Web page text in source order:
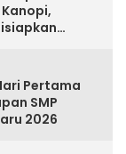
Pertama
SMP
2026